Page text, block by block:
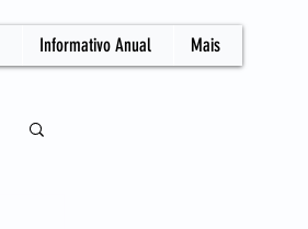
Informativo Anual Mais